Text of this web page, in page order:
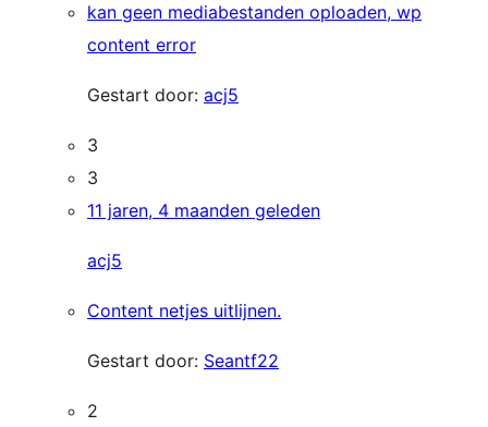
kan geen mediabestanden oploaden, wp
content error
Gestart door: acj5
3
3
11 jaren, 4 maanden geleden
acj5
Content netjes uitlijnen.
Gestart door: Seantf22
2